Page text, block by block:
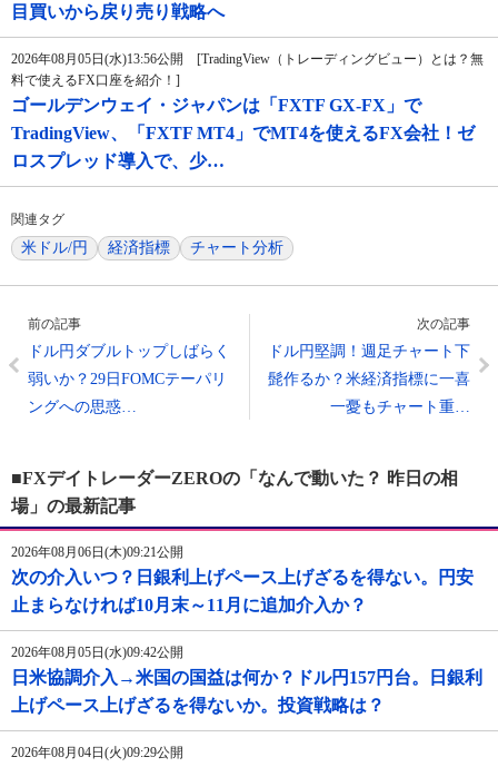
目買いから戻り売り戦略へ
2026年08月05日(水)13:56公開 [TradingView（トレーディングビュー）とは？無
料で使えるFX口座を紹介！]
ゴールデンウェイ・ジャパンは「FXTF GX-FX」で
TradingView、「FXTF MT4」でMT4を使えるFX会社！ゼ
ロスプレッド導入で、少…
関連タグ
米ドル/円 経済指標 チャート分析
前の記事
ドル円ダブルトップしばらく
弱いか？29日FOMCテーパリ
ングへの思惑…
次の記事
ドル円堅調！週足チャート下
髭作るか？米経済指標に一喜
一憂もチャート重…
■FXデイトレーダーZEROの「なんで動いた？ 昨日の相
場」の最新記事
2026年08月06日(木)09:21公開
次の介入いつ？日銀利上げペース上げざるを得ない。円安
止まらなければ10月末～11月に追加介入か？
2026年08月05日(水)09:42公開
日米協調介入→米国の国益は何か？ドル円157円台。日銀利
上げペース上げざるを得ないか。投資戦略は？
2026年08月04日(火)09:29公開